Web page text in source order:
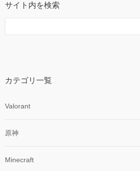
サイト内を検索
カテゴリ一覧
Valorant
原神
Minecraft